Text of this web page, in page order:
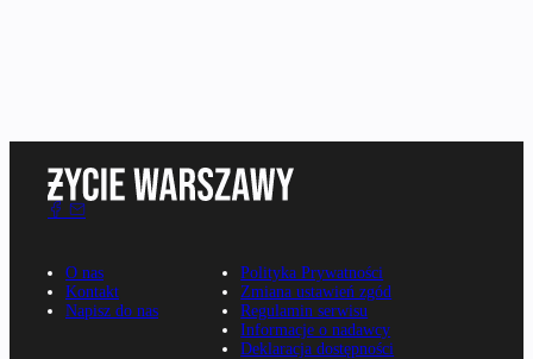
O nas
Kontakt
Napisz do nas
Polityka Prywatności
Zmiana ustawień zgód
Regulamin serwisu
Informacje o nadawcy
Deklaracja dostępności